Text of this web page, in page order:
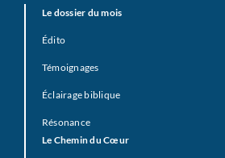
Le dossier du mois
Édito
Témoignages
Éclairage biblique
Résonance
Le Chemin du Cœur